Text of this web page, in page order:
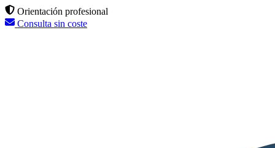
Orientación profesional
Consulta sin coste